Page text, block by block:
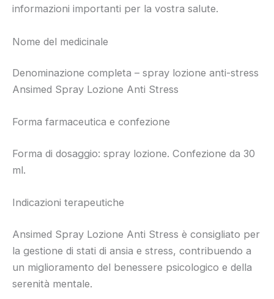
informazioni importanti per la vostra salute.
Nome del medicinale
Denominazione completa – spray lozione anti-stress
Ansimed Spray Lozione Anti Stress
Forma farmaceutica e confezione
Forma di dosaggio: spray lozione. Confezione da 30
ml.
Indicazioni terapeutiche
Ansimed Spray Lozione Anti Stress è consigliato per
la gestione di stati di ansia e stress, contribuendo a
un miglioramento del benessere psicologico e della
serenità mentale.